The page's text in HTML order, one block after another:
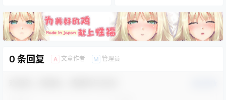
0 条回复 A 文章作者 M 管理员